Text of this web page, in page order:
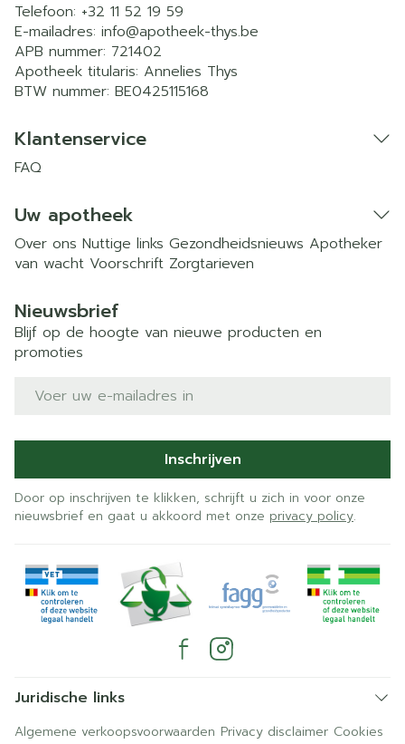
Telefoon: +32 11 52 19 59
E-mailadres: info@apotheek-thys.be
APB nummer: 721402
Apotheek titularis: Annelies Thys
BTW nummer: BE0425115168
Klantenservice
FAQ
Uw apotheek
Over ons Nuttige links Gezondheidsnieuws Apotheker
van wacht Voorschrift Zorgtarieven
Nieuwsbrief
Blijf op de hoogte van nieuwe producten en
promoties
E-mail adres
Inschrijven
Door op inschrijven te klikken, schrijft u zich in voor onze
nieuwsbrief en gaat u akkoord met onze privacy policy.
Juridische links
Algemene verkoopsvoorwaarden Privacy disclaimer Cookies